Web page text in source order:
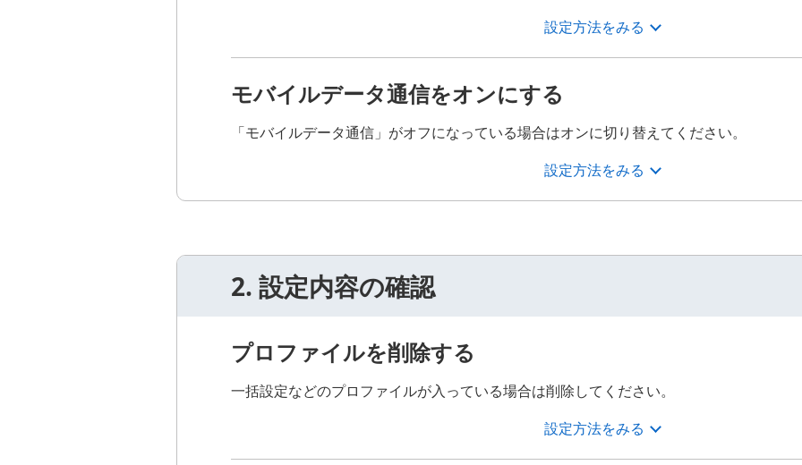
設定方法をみる
モバイルデータ通信をオンにする
「モバイルデータ通信」がオフになっている場合はオンに切り替えてください。
設定方法をみる
2. 設定内容の確認
プロファイルを削除する
一括設定などのプロファイルが入っている場合は削除してください。
設定方法をみる